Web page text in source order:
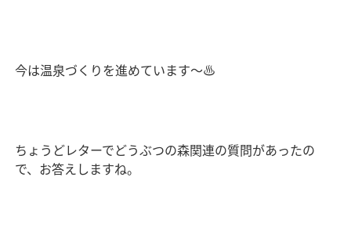
今は温泉づくりを進めています〜♨
ちょうどレターでどうぶつの森関連の質問があったの
で、お答えしますね。